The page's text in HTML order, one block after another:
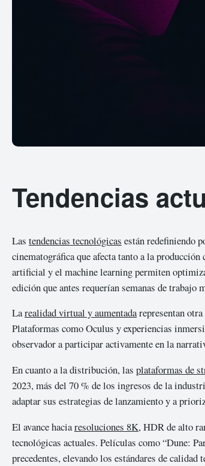
Tendencias
Las tendencias tecnológicas están redefiniendo
cinematográfica que afecta tanto a la
artificial y el machine learning permiten
edición que antes requerían semanas de trabajo
Larealidad virtual y aumentadarepresentan otra
Plataformas como Oculus y experiencias
observador a participar activamente en la
En cuanto a la distribución, las plataformas de
2023, más del 70 % de los ingresos de la
adaptar sus estrategias de lanzamiento y a
El avance haciaresoluciones 8K, HDR de alto
tecnológicas actuales. Películas como “Dune:
precedentes, elevando los estándares de calidad